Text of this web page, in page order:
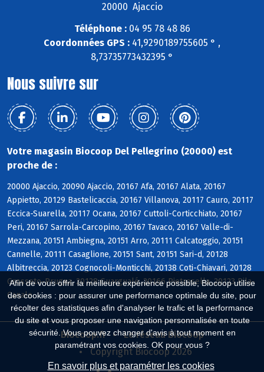
Afin de vous offrir la meilleure expérience possible, Biocoop utilise
des cookies : pour assurer une performance optimale du site, pour
récolter des statistiques afin d'analyser le trafic et la performance
du site et vous proposer une navigation personnalisée en toute
sécurité. Vous pouvez changer d'avis à tout moment en
paramétrant vos cookies. OK pour vous ?
En savoir plus et paramétrer les cookies
20000 Ajaccio
Téléphone :04 95 78 48 86
Coordonnées GPS : 41,9290189755605 ° ,
8,73735773432395 °
Nous suivre sur
Votre magasin Biocoop Del Pellegrino (20000) est
proche de :
20000 Ajaccio, 20090 Ajaccio, 20167 Afa, 20167 Alata, 20167
Appietto, 20129 Bastelicaccia, 20167 Villanova, 20117 Cauro, 20117
Eccica-Suarella, 20117 Ocana, 20167 Cuttoli-Corticchiato, 20167
Peri, 20167 Sarrola-Carcopino, 20167 Tavaco, 20167 Valle-di-
Mezzana, 20151 Ambiegna, 20151 Arro, 20111 Calcatoggio, 20151
Cannelle, 20111 Casaglione, 20151 Sant, 20151 Sari-d, 20128
Albitreccia, 20123 Cognocoli-Monticchi, 20138 Coti-Chiavari, 20128
Grosseto-Prugna, 20128 Guargualé, 20166 Pietrosella, 20123 Pila-
Canale
Biocoop.fr
Le réseau Biocoop
Copyright Biocoop 2026